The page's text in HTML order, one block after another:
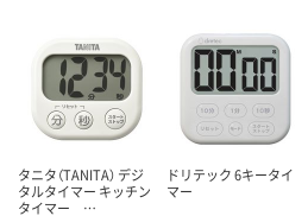
タニタ（TANITA） デジ
タルタイマー キッチン
タイマー …
ドリテック 6キータイ
マー